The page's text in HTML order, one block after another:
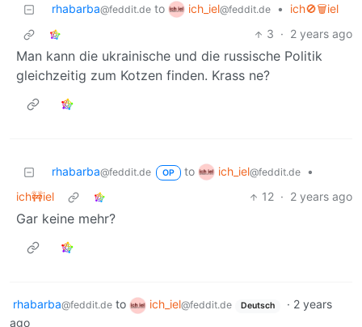
rhabarba@feddit.de to ich_iel@feddit.de •
ich🚫🗑️iel
3 · 2 years ago
Man kann die ukrainische und die russische Politik
gleichzeitig zum Kotzen finden. Krass ne?
rhabarba@feddit.de OP to ich_iel@feddit.de
•
ich🚧iel
12 · 2 years ago
Gar keine mehr?
rhabarba@feddit.de to ich_iel@feddit.de Deutsch · 2 years
ago